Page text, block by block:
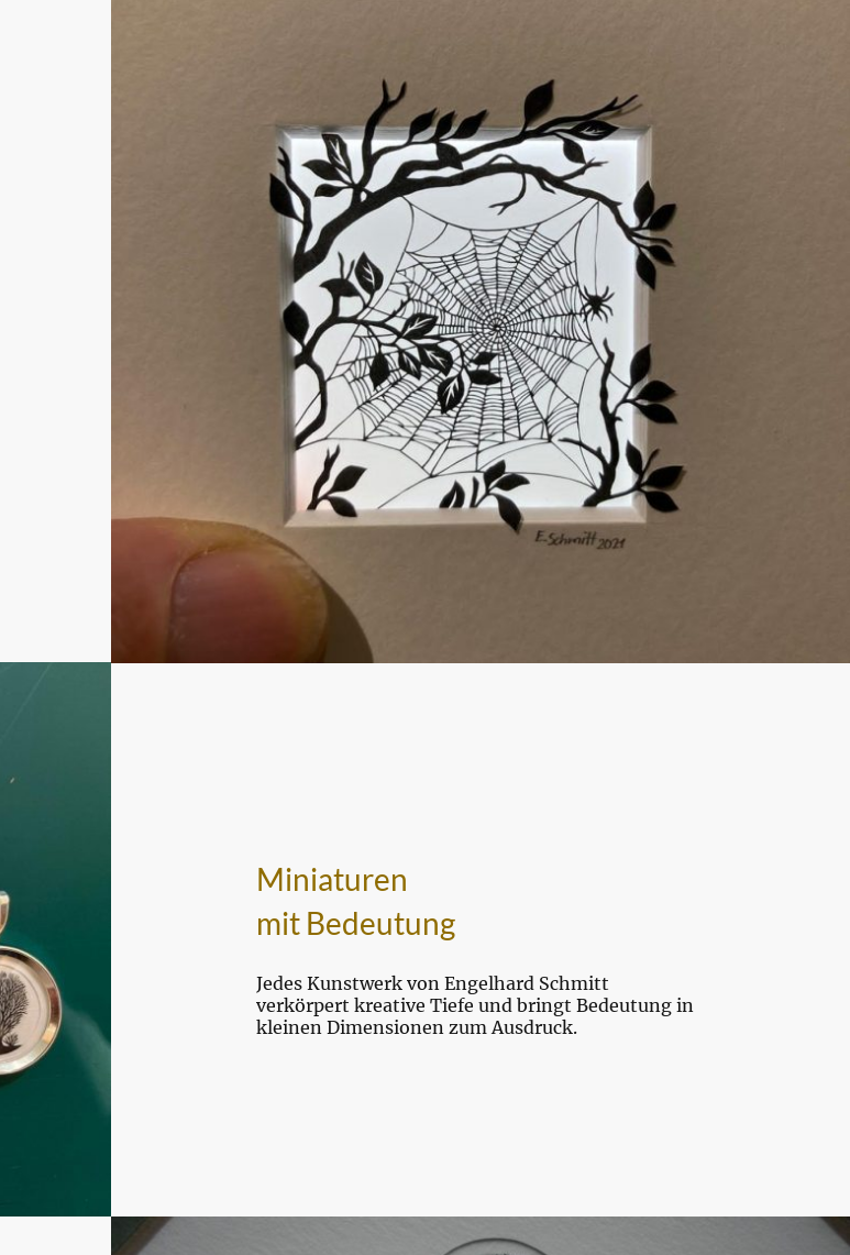
Miniaturen
mit Bedeutung
Jedes Kunstwerk von Engelhard Schmitt
verkörpert kreative Tiefe und bringt Bedeutung in
kleinen Dimensionen zum Ausdruck.